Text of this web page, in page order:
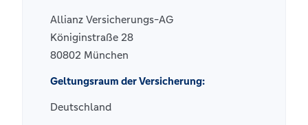
Allianz Versicherungs-AG
Königinstraße 28
80802 München
Geltungsraum der Versicherung:
Deutschland